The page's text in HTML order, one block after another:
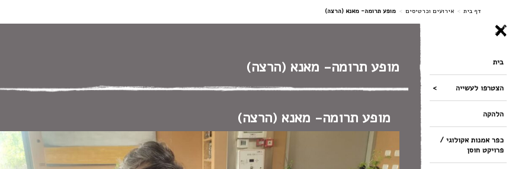
דף בית > אירועים וכרטיסים > מופע תרומה- מאנא (הרצה)
בית
הצטרפו לעשייה
הלהקה
כפר אמנות אקולוגי /
פרויקט חוסן
מופע תרומה- מאנא (הרצה)
מופע תרומה- מאנא (הרצה)